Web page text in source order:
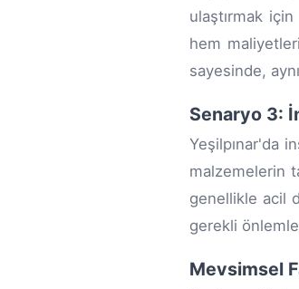
ulaştırmak
hem
sayesinde,
Senaryo 3:
Yeşilpınar'da
malzemelerin
genellikle acil
gerekli
Mevsimsel